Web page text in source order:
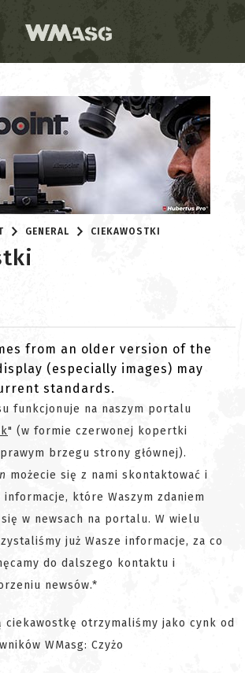
GENERAL CIEKAWOSTKI
from an older version of the
(especially images) may
standards.
funkcjonuje na naszym portalu
" (w formie czerwonej kopertki
brzegu strony głównej).
możecie się z nami skontaktować i
informacje, które Waszym zdaniem
w newsach na portalu. W wielu
już Wasze informacje, za co
do dalszego kontaktu i
newsów.*
ciekawostkę otrzymaliśmy jako cynk od
WMasg: Czyżo